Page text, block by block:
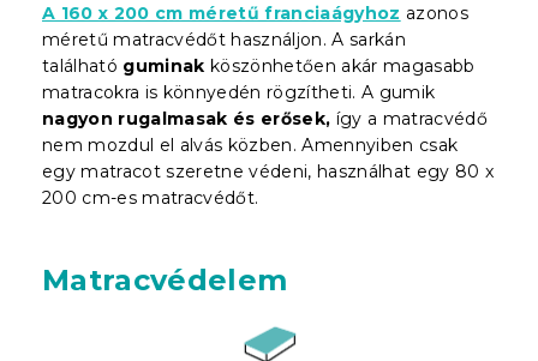
A 160 x 200 cm méretű franciaágyhoz azonos
méretű matracvédőt használjon. A sarkán
található guminak köszönhetően akár magasabb
matracokra is könnyedén rögzítheti. A gumik
nagyon rugalmasak és erősek, így a matracvédő
nem mozdul el alvás közben. Amennyiben csak
egy matracot szeretne védeni, használhat egy 80 x
200 cm-es matracvédőt.
Matracvédelem